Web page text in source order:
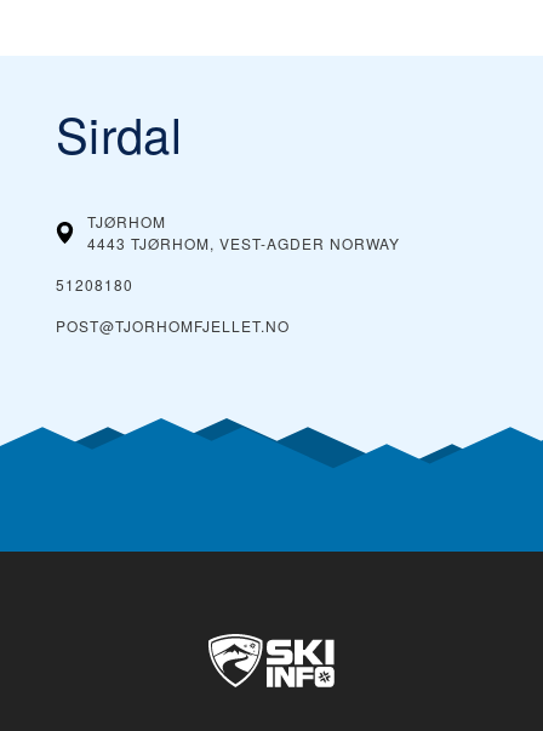
Sirdal
TJØRHOM
4443 TJØRHOM, VEST-AGDER NORWAY
51208180
POST@TJORHOMFJELLET.NO